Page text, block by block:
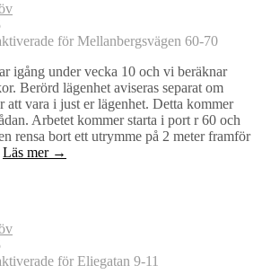
för Mellanbergsvägen 60-70
igång under vecka 10 och vi beräknar
Berörd lägenhet aviseras separat om
att vara i just er lägenhet. Detta kommer
Arbetet kommer starta i port r 60 och
rensa bort ett utrymme på 2 meter framför
Läs mer →
för Eliegatan 9-11